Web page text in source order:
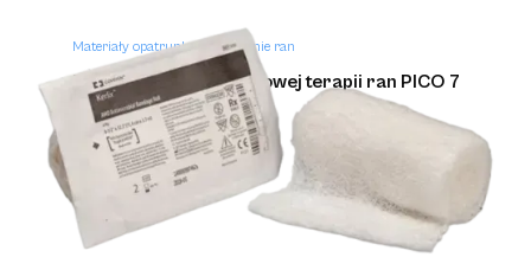
Materiały opatrunkowe i leczenie ran
Zestaw do podciśnieniowej terapii ran PICO 7